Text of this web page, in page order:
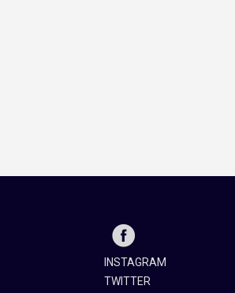
INSTAGRAM
TWITTER